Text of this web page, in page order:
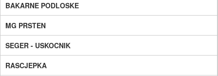
BAKARNE PODLOSKE
MG PRSTEN
SEGER - USKOCNIK
RASCJEPKA